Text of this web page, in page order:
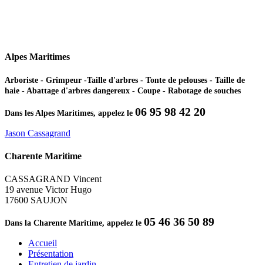
Alpes Maritimes
Arboriste - Grimpeur -Taille d'arbres - Tonte de pelouses - Taille de
haie - Abattage d'arbres dangereux - Coupe - Rabotage de souches
Dans les Alpes Maritimes, appelez le 06 95 98 42 20
Jason Cassagrand
Charente Maritime
CASSAGRAND Vincent
19 avenue Victor Hugo
17600 SAUJON
Dans la Charente Maritime, appelez le 05 46 36 50 89
Accueil
Présentation